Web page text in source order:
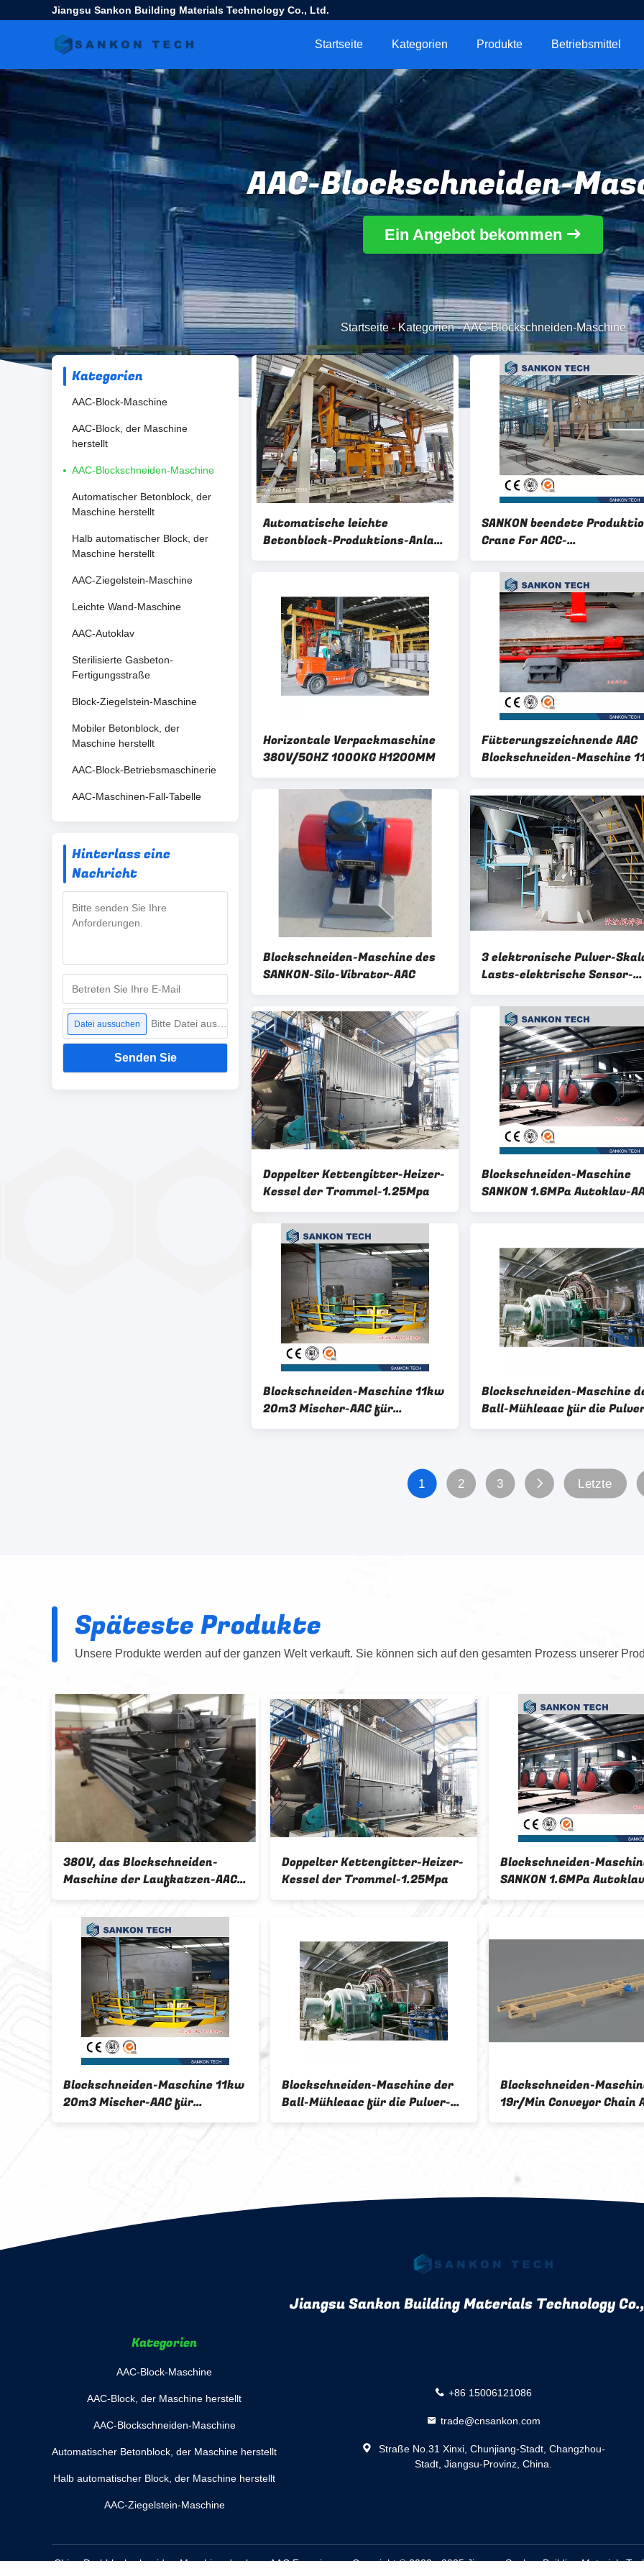
Jiangsu Sankon Building Materials Technology Co., Ltd.
Startseite Kategorien Produkte Betriebsmittel
AAC-Blockschneiden-
Ein Angebot bekommen
Startseite-Kategorien-AAC-Blockschneiden-Maschine
Kategorien
AAC-Block-Maschine
AAC-Block, der Maschine
herstellt
AAC-Blockschneiden-Maschine
Automatischer Betonblock, der
Maschine herstellt
Halb automatischer Block, der
Maschine herstellt
AAC-Ziegelstein-Maschine
Leichte Wand-Maschine
AAC-Autoklav
Sterilisierte Gasbeton-
Fertigungsstraße
Block-Ziegelstein-Maschine
Mobiler Betonblock, der
Maschine herstellt
AAC-Block-Betriebsmaschinerie
AAC-Maschinen-Fall-Tabelle
Hinterlass eine
Nachricht
Datei aussuchen
Senden Sie
Automatische leichte
Betonblock-Produktions-Anlage
für das Errichten -
ISO9001 380V Drehkran-AAC
SANKON beendete
Crane For ACC-
Schneidemaschine
Horizontale Verpackmaschine
380V/50HZ 1000KG H1200MM
Fütterungszeichnende AAC
Blockschneiden-Maschine
Blockschneiden-Maschine des
SANKON-Silo-Vibrator-AAC
3 elektronische Pulver-
Lasts-elektrische Sensor-
Durchmessers 2075mm
Doppelter Kettengitter-Heizer-
Kessel der Trommel-1.25Mpa
Blockschneiden-Maschine
SANKON 1.6MPa Autoklav-
Blockschneiden-Maschine 11kw
20m3 Mischer-AAC für
Schlamm
Blockschneiden-Maschine
Ball-Mühleaac für die
Herstellung
1 2 3 Letzte
Späteste Produkte
Unsere Produkte werden auf der ganzen Welt verkauft. Sie können sich auf den gesamten Prozess unserer
380V, das Blockschneiden-
Maschine der Laufkatzen-AAC
dämpft
Doppelter Kettengitter-Heizer-
Kessel der Trommel-1.25Mpa
Blockschneiden-
SANKON 1.6MPa
Blockschneiden-Maschine 11kw
20m3 Mischer-AAC für
Schlamm
Blockschneiden-Maschine der
Ball-Mühleaac für die Pulver-
Herstellung
Blockschneiden-
19r/Min Conveyor Chain
Jiangsu Sankon Building Materials Technology
Kategorien
AAC-Block-Maschine
AAC-Block, der Maschine herstellt
AAC-Blockschneiden-Maschine
Automatischer Betonblock, der Maschine herstellt
Halb automatischer Block, der Maschine herstellt
AAC-Ziegelstein-Maschine
+86 15006121086
trade@cnsankon.com
Straße No.31 Xinxi, Chunjiang-Stadt, Changzhou-
Stadt, Jiangsu-Provinz, China.
China Drehblockschneiden-Maschine des kran-AACFournisseur. Copyright © 2020 - 2025 Jiangsu Sankon Building Materials